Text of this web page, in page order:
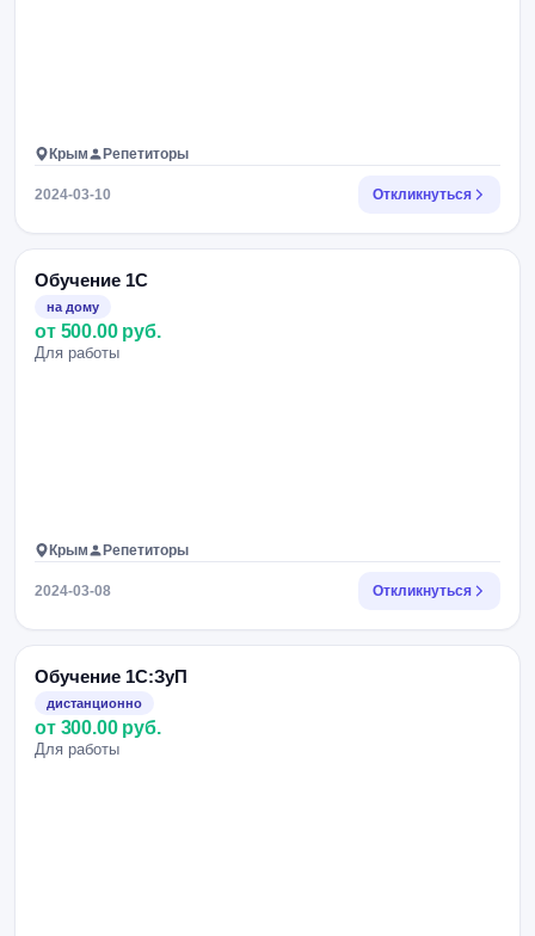
Крым Репетиторы
2024-03-10 Откликнуться
Обучение 1С
на дому
от 500.00 руб.
Для работы
Крым Репетиторы
2024-03-08 Откликнуться
Обучение 1С:ЗуП
дистанционно
от 300.00 руб.
Для работы